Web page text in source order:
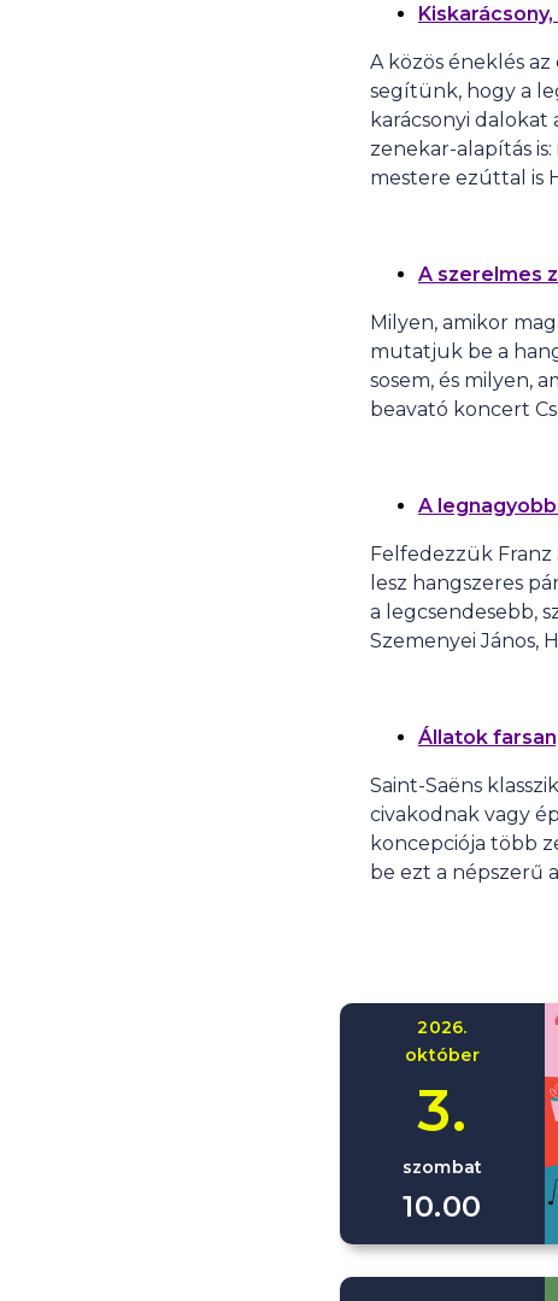
A közös éneklés
segítünk, hogy a
karácsonyi dalokat
zenekar-alapítás
mestere ezúttal is
A szerelmes
Milyen, amikor
mutatjuk be a
sosem, és milyen,
beavató koncert
A legnagyobb
Felfedezzük
lesz hangszeres
a legcsendesebb,
Szemenyei János,
Állatok
Saint-Saëns
civakodnak vagy
koncepciója több
be ezt a népszerű
2026.
október
3.
szombat
10.00